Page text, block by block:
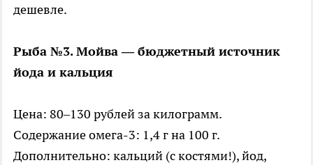
дешевле.
Рыба №3. Мойва — бюджетный источник
йода и кальция
Цена: 80–130 рублей за килограмм.
Содержание омега-3: 1,4 г на 100 г.
Дополнительно: кальций (с костями!), йод,